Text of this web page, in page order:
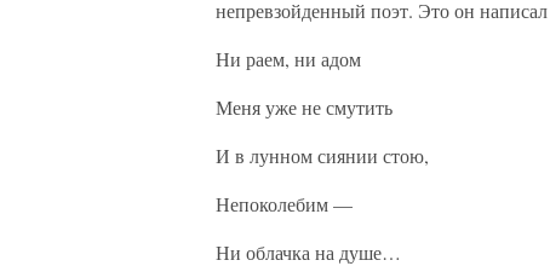
непревзойденный поэт. Это он
Ни раем, ни адом
Меня уже не смутить
И в лунном сиянии стою,
Непоколебим —
Ни облачка на душе…